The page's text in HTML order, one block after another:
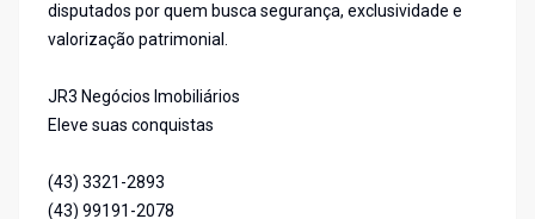
disputados por quem busca segurança, exclusividade e
valorização patrimonial.
JR3 Negócios Imobiliários
Eleve suas conquistas
(43) 3321-2893
(43) 99191-2078